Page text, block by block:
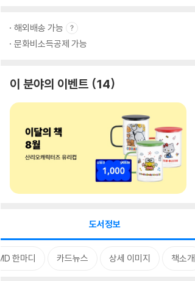
해외배송 가능
문화비소득공제 가능
이 분야의 이벤트 14
도서정보
MD 한마디 카드뉴스 상세 이미지 책소개